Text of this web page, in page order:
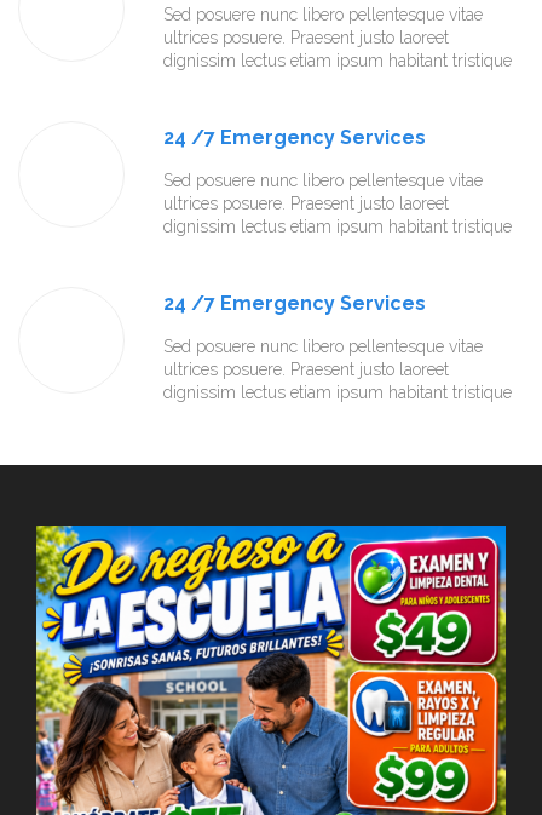
Sed posuere nunc libero pellentesque vitae
ultrices posuere. Praesent justo laoreet
dignissim lectus etiam ipsum habitant tristique
24 /7 Emergency Services
Sed posuere nunc libero pellentesque vitae
ultrices posuere. Praesent justo laoreet
dignissim lectus etiam ipsum habitant tristique
24 /7 Emergency Services
Sed posuere nunc libero pellentesque vitae
ultrices posuere. Praesent justo laoreet
dignissim lectus etiam ipsum habitant tristique